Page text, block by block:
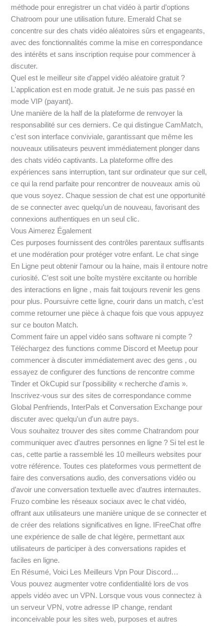
méthode pour enregistrer un chat vidéo à partir d’options
Chatroom pour une utilisation future. Emerald Chat se
concentre sur des chats vidéo aléatoires sûrs et engageants,
avec des fonctionnalités comme la mise en correspondance
des intérêts et sans inscription requise pour commencer à
discuter.
Quel est le meilleur site d’appel vidéo aléatoire gratuit ?
L'application est en mode gratuit. Je ne suis pas passé en
mode VIP (payant).
Une manière de la half de la plateforme de renvoyer la
responsabilité sur ces derniers. Ce qui distingue CamMatch,
c’est son interface conviviale, garantissant que même les
nouveaux utilisateurs peuvent immédiatement plonger dans
des chats vidéo captivants. La plateforme offre des
expériences sans interruption, tant sur ordinateur que sur cell,
ce qui la rend parfaite pour rencontrer de nouveaux amis où
que vous soyez. Chaque session de chat est une opportunité
de se connecter avec quelqu’un de nouveau, favorisant des
connexions authentiques en un seul clic.
Vous Aimerez Également
Ces purposes fournissent des contrôles parentaux suffisants
et une modération pour protéger votre enfant. Le chat singe
En Ligne peut obtenir l’amour ou la haine, mais il entoure notre
curiosité. C’est soit une boîte mystère excitante ou horrible
des interactions en ligne , mais fait toujours revenir les gens
pour plus. Poursuivre cette ligne, courir dans un match, c’est
comme retourner une pièce à chaque fois que vous appuyez
sur ce bouton Match.
Comment faire un appel vidéo sans software ni compte ?
Téléchargez des functions comme Discord et Meetup pour
commencer à discuter immédiatement avec des gens , ou
essayez de configurer des functions de rencontre comme
Tinder et OkCupid sur l'possibility « recherche d'amis ».
Inscrivez-vous sur des sites de correspondance comme
Global Penfriends, InterPals et Conversation Exchange pour
discuter avec quelqu'un d'un autre pays.
Vous souhaitez trouver des sites comme Chatrandom pour
communiquer avec d’autres personnes en ligne ? Si tel est le
cas, cette partie a rassemblé les 10 meilleurs websites pour
votre référence. Toutes ces plateformes vous permettent de
faire des conversations audio, des conversations vidéo ou
d’avoir une conversation textuelle avec d’autres internautes.
Fruzo combine les réseaux sociaux avec le chat vidéo,
offrant aux utilisateurs une manière unique de se connecter et
de créer des relations significatives en ligne. IFreeChat offre
une expérience de salle de chat légère, permettant aux
utilisateurs de participer à des conversations rapides et
faciles en ligne.
En Résumé, Voici Les Meilleurs Vpn Pour Discord…
Vous pouvez augmenter votre confidentialité lors de vos
appels vidéo avec un VPN. Lorsque vous vous connectez à
un serveur VPN, votre adresse IP change, rendant
inconceivable pour les sites web, purposes et autres